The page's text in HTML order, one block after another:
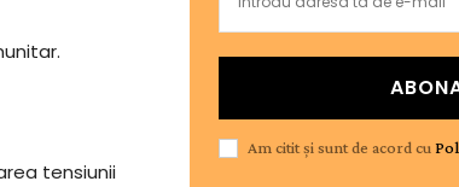
tensiunii
Am citit și sunt de acord cu